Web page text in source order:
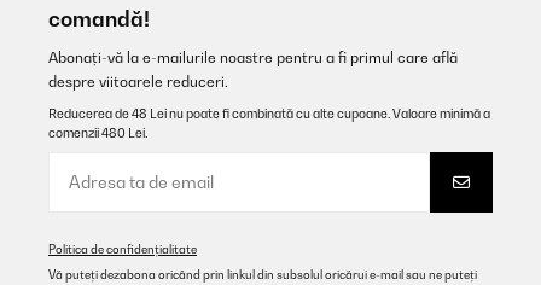
Traducere
comandă!
Abonați-vă la e-mailurile noastre pentru a fi primul care află
despre viitoarele reduceri.
Reducerea de 48 Lei nu poate fi combinată cu alte cupoane. Valoare minimă a
comenzii 480 Lei.
Politica de confidențialitate
Vă puteți dezabona oricând prin linkul din subsolul oricărui e-mail sau ne puteți